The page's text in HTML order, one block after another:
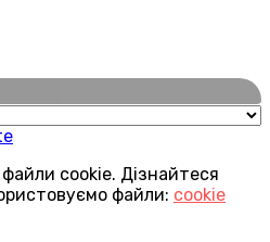
cookie. Дізнайтеся
файли: cookie